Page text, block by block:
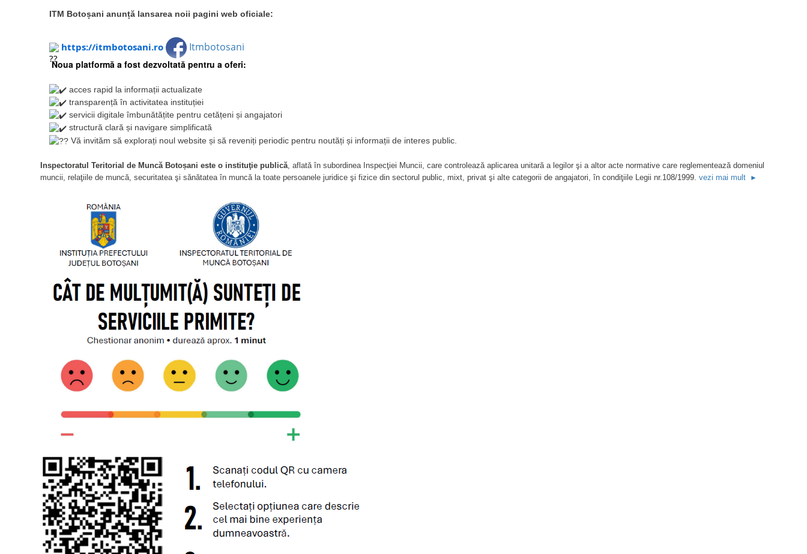
REGISTRUL GENERAL DE EVIDENŢĂ A SALARIAŢILOR
ITM Botoșani anunță lansarea noii pagini web oficiale:
https://itmbotosani.ro Itmbotosani
Noua platformă a fost dezvoltată pentru a oferi:
acces rapid la informații actualizate
transparență în activitatea instituției
servicii digitale îmbunătățite pentru cetățeni și angajatori
structură clară și navigare simplificată
Vă invităm să explorați noul website și să reveniți periodic pentru noutăți și informații de interes public.
Inspectoratul Teritorial de Muncă Botoșani este o instituţie publică , aflată în subordinea Inspecţiei Muncii, care controlează aplicarea unitară a legilor şi a altor acte normative care reglementează domeniul
muncii, relaţiile de muncă, securitatea şi sănătatea în muncă la toate persoanele juridice şi fizice din sectorul public, mixt, privat şi alte categorii de angajatori, în condiţiile Legii nr.108/1999. vezi mai mult ►